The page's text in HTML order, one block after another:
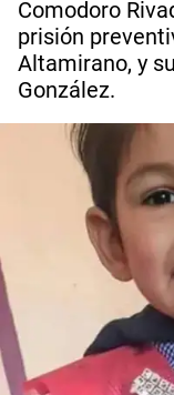
Comodoro
prisión
Altamirano, y
González.